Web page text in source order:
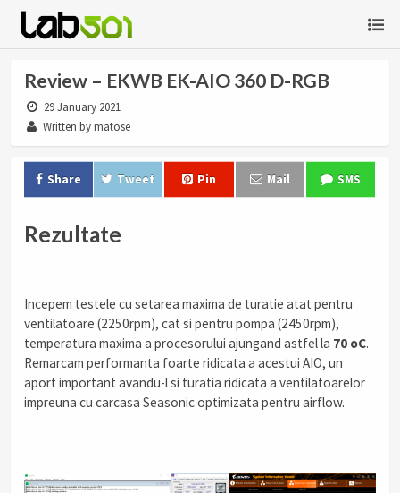
Review – EKWB EK-AIO 360 D-RGB
29 January 2021
Written by matose
Share Tweet Pin Mail SMS
Rezultate
Incepem testele cu setarea maxima de turatie atat pentru
ventilatoare (2250rpm), cat si pentru pompa (2450rpm),
temperatura maxima a procesorului ajungand astfel la 70 oC.
Remarcam performanta foarte ridicata a acestui AIO, un
aport important avandu-l si turatia ridicata a ventilatoarelor
impreuna cu carcasa Seasonic optimizata pentru airflow.